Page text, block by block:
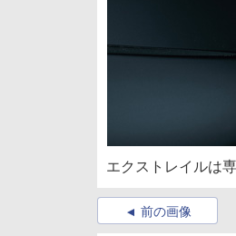
エクストレイルは
前の画像